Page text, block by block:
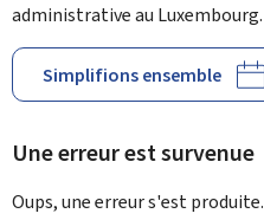
administrative au Luxembourg.
Simplifions ensemble
Une erreur est survenue
Oups, une erreur s'est produite.